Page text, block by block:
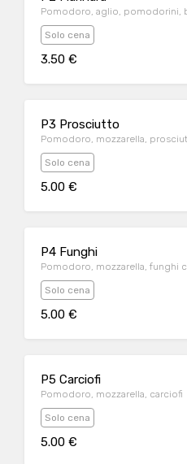
Pomodoro, aglio, pomodorini,
Solo cena
3.50 €
P3 Prosciutto
Pomodoro, mozzarella,
Solo cena
5.00 €
P4 Funghi
Pomodoro, mozzarella, funghi
Solo cena
5.00 €
P5 Carciofi
Pomodoro, mozzarella, carciofi
Solo cena
5.00 €